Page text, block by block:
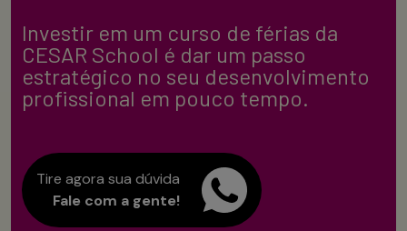
Investir em um curso de férias da
CESAR School é dar um passo
estratégico no seu desenvolvimento
profissional em pouco tempo.
Tire agora sua dúvida
Fale com a gente!